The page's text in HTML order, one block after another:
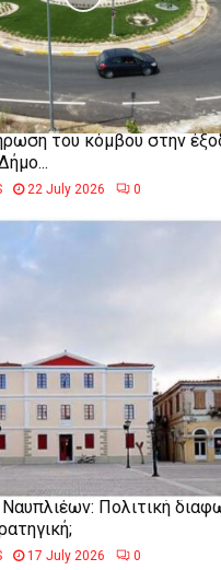
του κόμβου στην
22 July 2026 0
Πολιτική
17 July 2026 0